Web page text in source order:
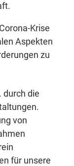
Krise
Aspekten
zu
durch die
von
für unsere